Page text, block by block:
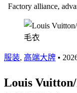
Factory alliance,
服装, 高端大牌 •
Louis